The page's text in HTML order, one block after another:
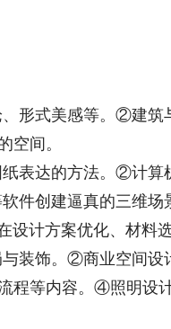
形式美感等。②建筑
空间。
表达的方法。②计算
件创建逼真的三维
计方案优化、材料
装饰。②商业空间设
等内容。④照明设